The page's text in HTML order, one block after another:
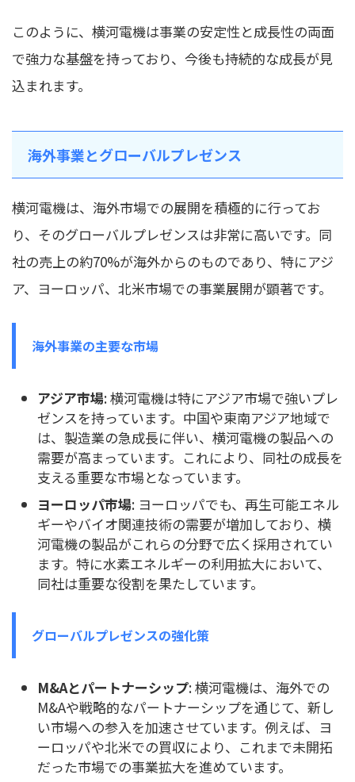
このように、横河電機は事業の安定性と成長性の両面
で強力な基盤を持っており、今後も持続的な成長が見
込まれます。
海外事業とグローバルプレゼンス
横河電機は、海外市場での展開を積極的に行ってお
り、そのグローバルプレゼンスは非常に高いです。同
社の売上の約70%が海外からのものであり、特にアジ
ア、ヨーロッパ、北米市場での事業展開が顕著です。
海外事業の主要な市場
アジア市場: 横河電機は特にアジア市場で強いプレ
ゼンスを持っています。中国や東南アジア地域で
は、製造業の急成長に伴い、横河電機の製品への
需要が高まっています。これにより、同社の成長を
支える重要な市場となっています。
ヨーロッパ市場: ヨーロッパでも、再生可能エネル
ギーやバイオ関連技術の需要が増加しており、横
河電機の製品がこれらの分野で広く採用されてい
ます。特に水素エネルギーの利用拡大において、
同社は重要な役割を果たしています。
グローバルプレゼンスの強化策
M&Aとパートナーシップ: 横河電機は、海外での
M&Aや戦略的なパートナーシップを通じて、新し
い市場への参入を加速させています。例えば、ヨ
ーロッパや北米での買収により、これまで未開拓
だった市場での事業拡大を進めています。